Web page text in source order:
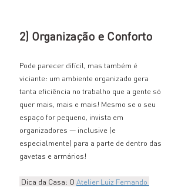
2) Organização e Conforto
Pode parecer difícil, mas também é
viciante: um ambiente organizado gera
tanta eficiência no trabalho que a gente só
quer mais, mais e mais! Mesmo se o seu
espaço for pequeno, invista em
organizadores — inclusive (e
especialmente) para a parte de dentro das
gavetas e armários!
Dica da Casa: O Atelier Luiz Fernando